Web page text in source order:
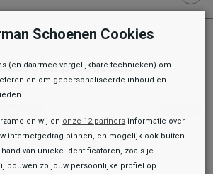
producten
Schoenen Cookies
(en daarmee vergelijkbare technieken) om
en om gepersonaliseerde inhoud en
wij en onze 12 partners informatie over
internetgedrag binnen, en mogelijk ook buiten
van unieke identificatoren, zoals je
bouwen zo jouw persoonlijke profiel op.